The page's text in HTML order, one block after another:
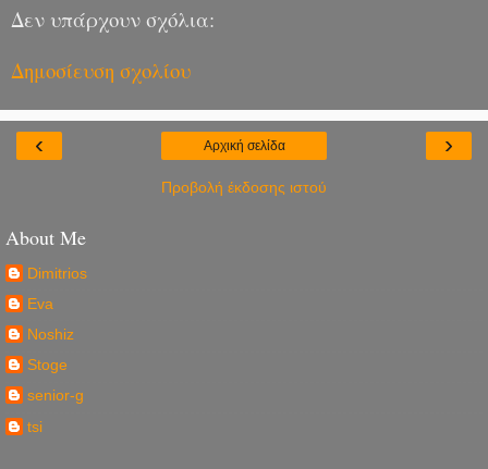
Δεν υπάρχουν σχόλια:
Δημοσίευση σχολίου
‹ ›
Αρχική σελίδα
Προβολή έκδοσης ιστού
About Me
Dimitrios
Eva
Noshiz
Stoge
senior-g
tsi